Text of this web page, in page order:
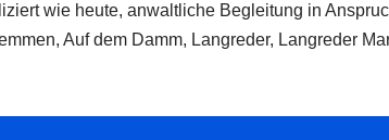
wie heute, anwaltliche Begleitung in
Auf dem Damm, Langreder, Langreder